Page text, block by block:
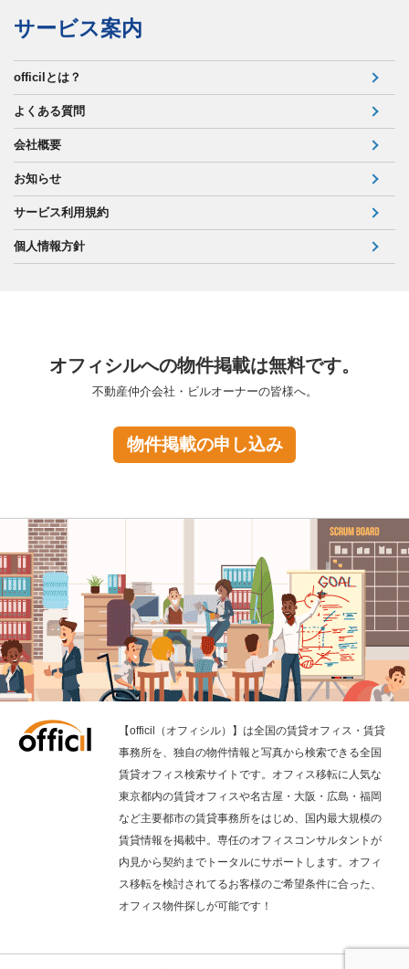
サービス案内
officilとは？
よくある質問
会社概要
お知らせ
サービス利用規約
個人情報方針
オフィシルへの物件掲載は無料です。
不動産仲介会社・ビルオーナーの皆様へ。
物件掲載の申し込み
【officil（オフィシル）】は全国の賃貸オフィス・賃貸
事務所を、独自の物件情報と写真から検索できる全国
賃貸オフィス検索サイトです。オフィス移転に人気な
東京都内の賃貸オフィスや名古屋・大阪・広島・福岡
など主要都市の賃貸事務所をはじめ、国内最大規模の
賃貸情報を掲載中。専任のオフィスコンサルタントが
内見から契約までトータルにサポートします。オフィ
ス移転を検討されてるお客様のご希望条件に合った、
オフィス物件探しが可能です！